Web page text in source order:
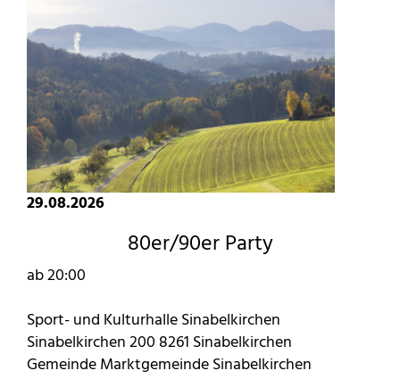
29.08.2026
80er/90er Party
ab 20:00
Sport- und Kulturhalle Sinabelkirchen
Sinabelkirchen 200 8261 Sinabelkirchen
Gemeinde Marktgemeinde Sinabelkirchen